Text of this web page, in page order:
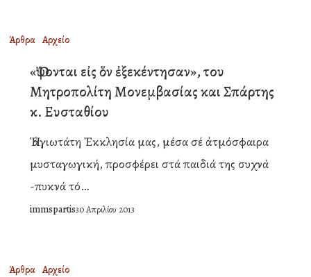
«Ὄψονται
ἐξεκέντησαν»,
Μητροπολίτη
Μονεμβασίας
Σπάρτης
Άρθρα Αρχείο
«Ὄψονται εἰς ὅν ἐξεκέντησαν», του
Μητροπολίτη Μονεμβασίας και Σπάρτης
κ. Ευσταθίου
Ἡ ἁγιωτάτη Ἐκκλησία μας, μέσα σέ ἀτμόσφαιρα
μυσταγωγική, προσφέρει στά παιδιά της συχνά
-πυκνά τό…
immspartis30 Απριλίου 2013
Οι
Άρθρα Αρχείο